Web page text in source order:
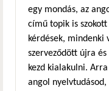
egy mondás, az
című topik is
kérdések, mindenki
szerveződött újra és
kezd kialakulni.
angol